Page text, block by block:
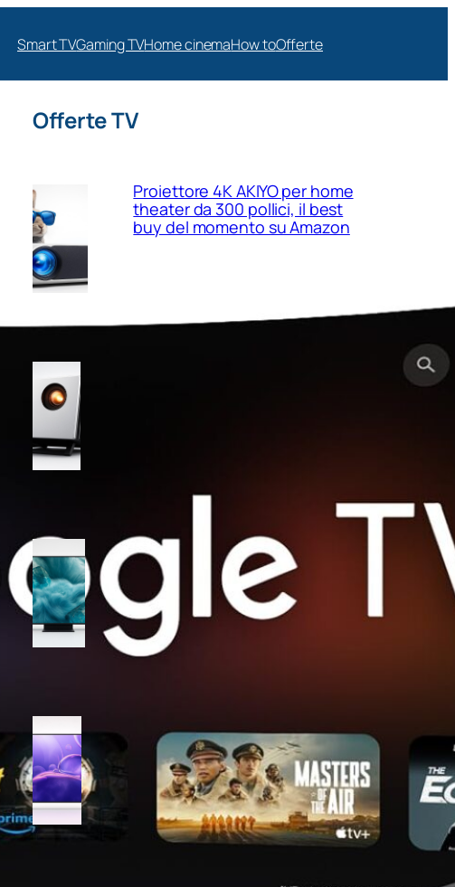
Smart TVGaming TVHome cinemaHow toOfferte
Offerte TV
Proiettore 4K AKIYO per home
theater da 300 pollici, il best
buy del momento su Amazon
Samsung QLED 4K Vision AI
55” QE55Q7F5AUXZT, la TV
con upscaling intelligente ora
in offerta
UE55U8090FUXZT, smart TV
sottile e luminosa in forte
sconto su Amazon